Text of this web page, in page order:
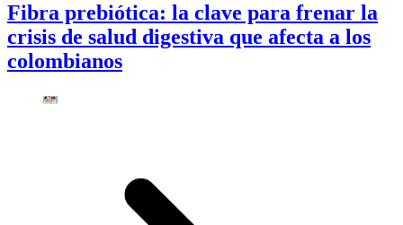
Fibra prebiótica: la clave para frenar la
crisis de salud digestiva que afecta a los
colombianos